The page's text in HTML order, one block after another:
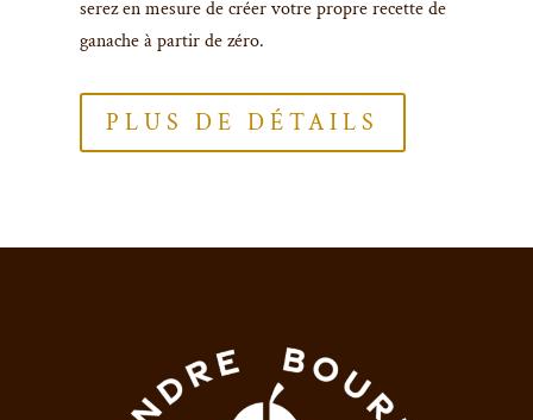
serez en mesure de créer votre propre recette de
ganache à partir de zéro.
PLUS DE DÉTAILS